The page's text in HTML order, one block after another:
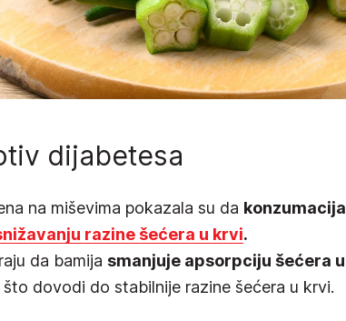
dijabetesa
na miševima pokazala su da konzumacija
razine šećera u krvi.
da bamija smanjuje apsorpciju šećera u
što dovodi do stabilnije razine šećera u krvi.